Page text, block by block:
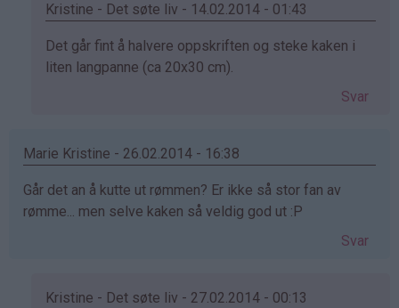
Kristine - Det søte liv - 14.02.2014 - 01:43
Som
svar
(ikke
Det går fint å halvere oppskriften og steke kaken i
liten langpanne (ca 20x30 cm).
Svar
Marie Kristine - 26.02.2014 - 16:38
Går det an å kutte ut rømmen? Er ikke så stor fan av
rømme... men selve kaken så veldig god ut :P
Svar
Kristine - Det søte liv - 27.02.2014 - 00:13